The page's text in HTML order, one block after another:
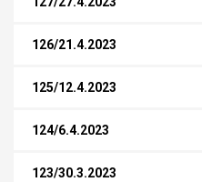
126/21.4.2023
125/12.4.2023
124/6.4.2023
123/30.3.2023